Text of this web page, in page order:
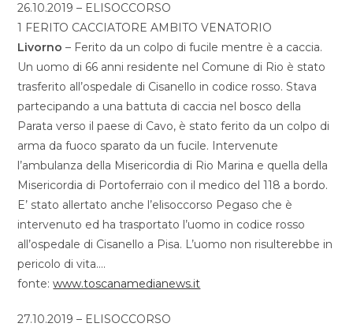
26.10.2019 – ELISOCCORSO
1 FERITO CACCIATORE AMBITO VENATORIO
Livorno – Ferito da un colpo di fucile mentre è a caccia.
Un uomo di 66 anni residente nel Comune di Rio è stato
trasferito all’ospedale di Cisanello in codice rosso. Stava
partecipando a una battuta di caccia nel bosco della
Parata verso il paese di Cavo, è stato ferito da un colpo di
arma da fuoco sparato da un fucile. Intervenute
l’ambulanza della Misericordia di Rio Marina e quella della
Misericordia di Portoferraio con il medico del 118 a bordo.
E’ stato allertato anche l’elisoccorso Pegaso che è
intervenuto ed ha trasportato l’uomo in codice rosso
all’ospedale di Cisanello a Pisa. L’uomo non risulterebbe in
pericolo di vita….
fonte:www.toscanamedianews.it
27.10.2019 – ELISOCCORSO